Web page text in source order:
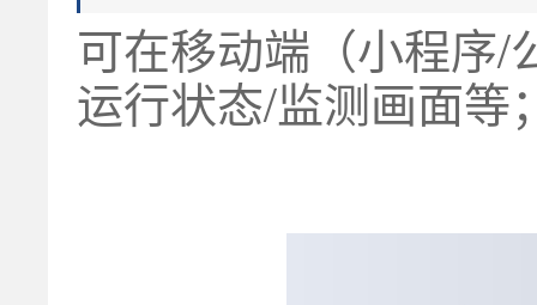
可在移动端（小程序/
运行状态/监测画面等